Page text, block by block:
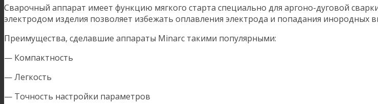
Сварочный аппарат имеет функцию мягкого старта специально для аргоно-дуговой
электродом изделия позволяет избежать оплавления электрода и попадания инородных
Преимущества, сделавшие аппараты Minarc такими популярными:
— Компактность
— Легкость
— Точность настройки параметров